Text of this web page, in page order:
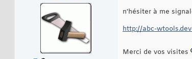
n'hésiter à me
http://abc-
Merci de vos visites